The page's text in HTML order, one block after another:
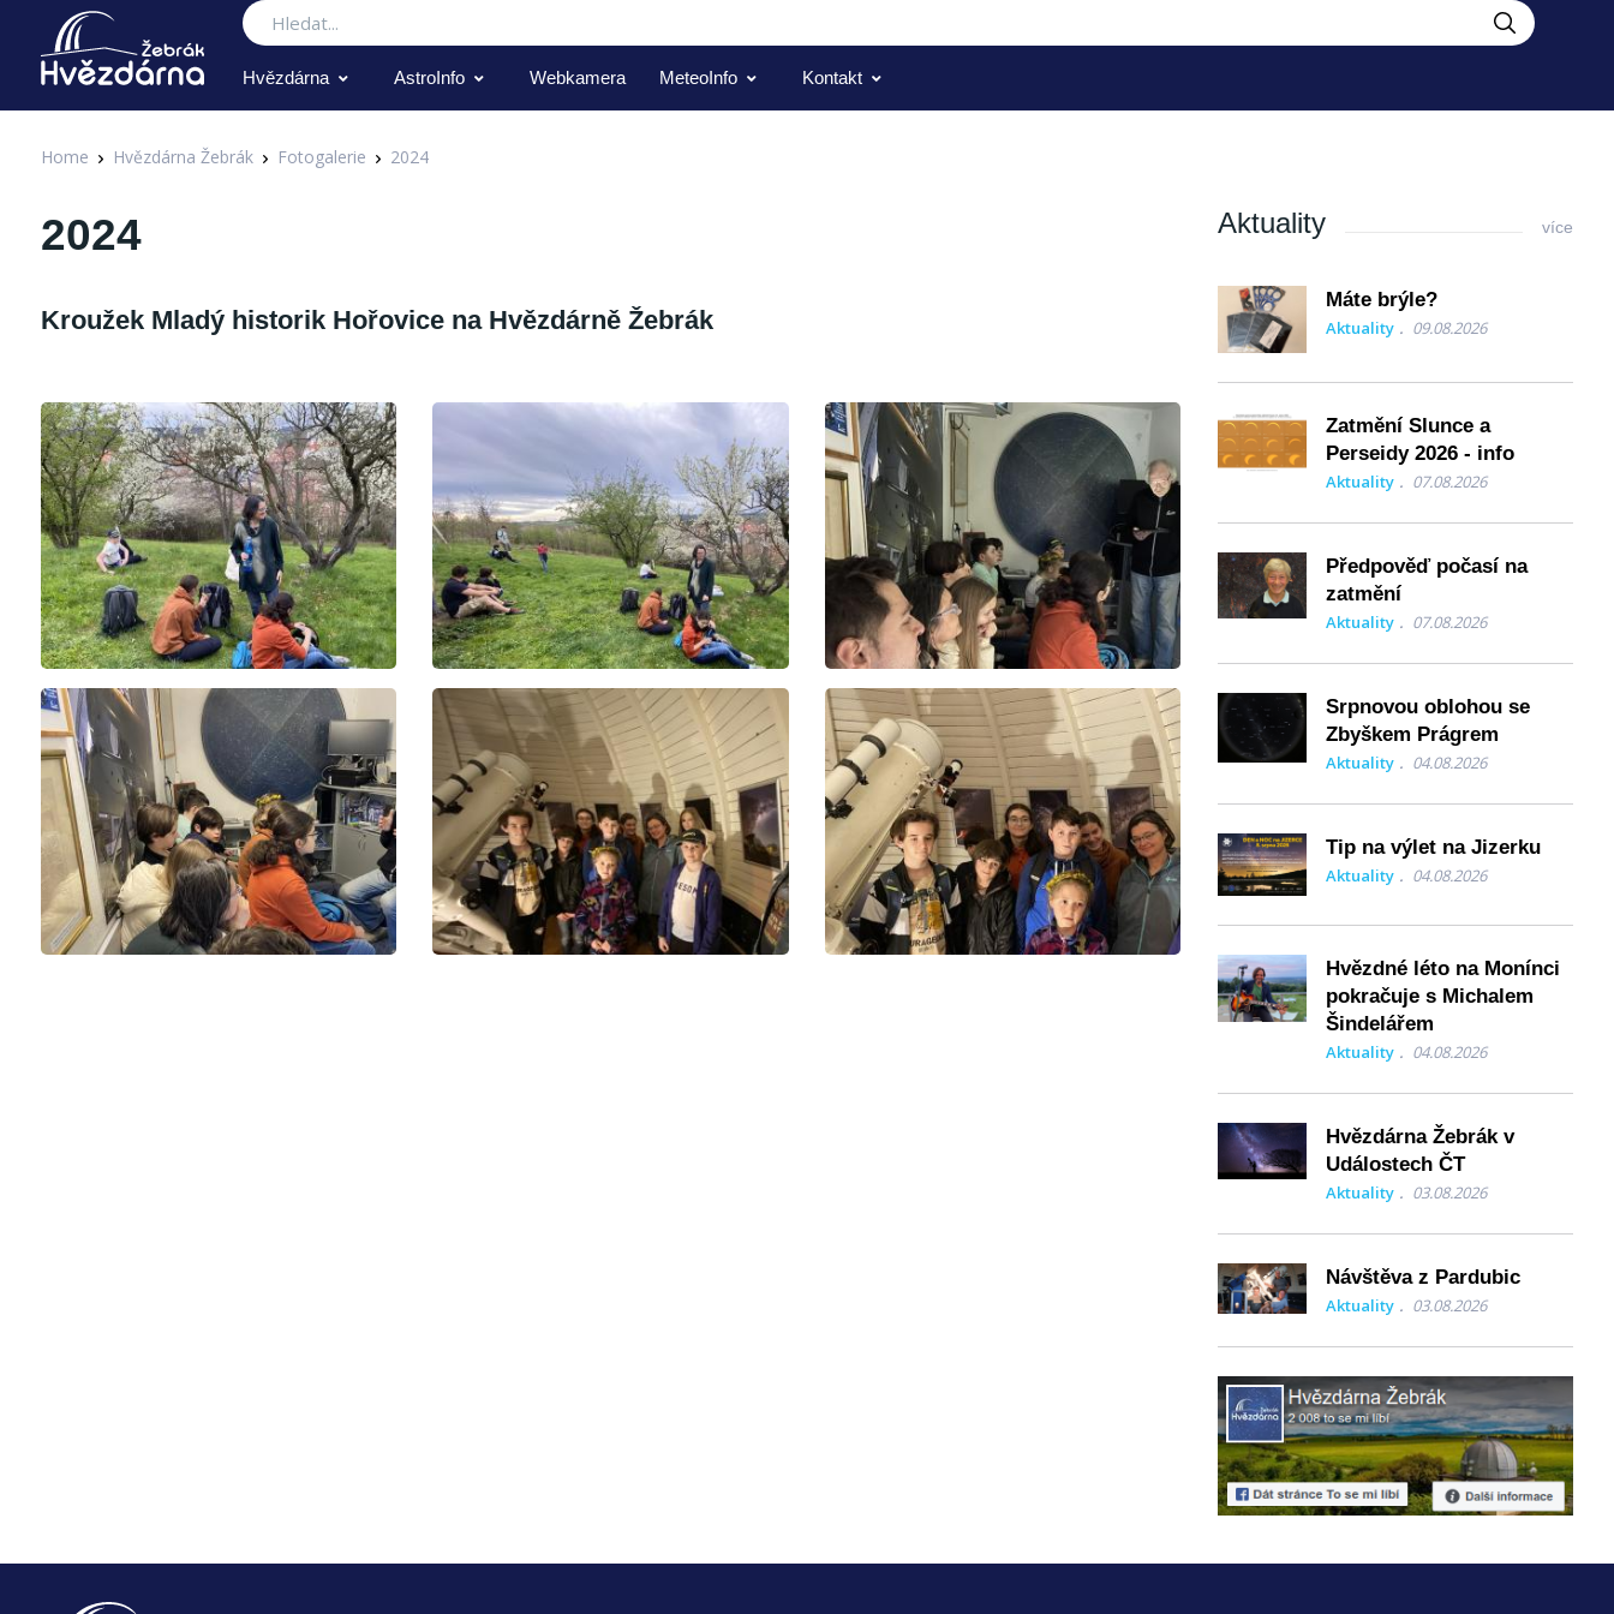
Hledat
Hvězdárna AstroInfo Webkamera MeteoInfo Kontakt
Home Hvězdárna Žebrák Fotogalerie 2024
2024
Kroužek Mladý historik Hořovice na Hvězdárně Žebrák
Aktuality více
Máte brýle?
Aktuality 09.08.2026
Zatmění Slunce a
Perseidy 2026 - info
Aktuality 07.08.2026
Předpověď počasí na
zatmění
Aktuality 07.08.2026
Srpnovou oblohou se
Zbyškem Prágrem
Aktuality 04.08.2026
Tip na výlet na Jizerku
Aktuality 04.08.2026
Hvězdné léto na Monínci
pokračuje s Michalem
Šindelářem
Aktuality 04.08.2026
Hvězdárna Žebrák v
Událostech ČT
Aktuality 03.08.2026
Návštěva z Pardubic
Aktuality 03.08.2026